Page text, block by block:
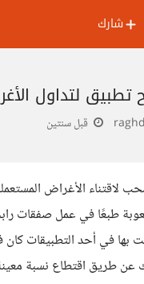
شارك
تطبيق لتداول
قبل سنتين
الأغراض
طبعًا في عمل صفقات
بها في أحد التطبيقات
عن طريق اقتطاع نسبة